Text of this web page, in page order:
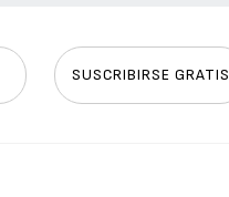
SUSCRIBIRSE GRATIS